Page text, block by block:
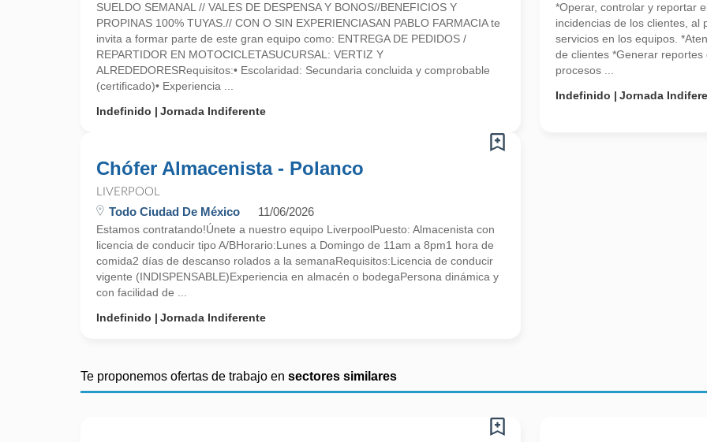
SUELDO SEMANAL // VALES DE DESPENSA Y BONOS//BENEFICIOS Y
PROPINAS 100% TUYAS.// CON O SIN EXPERIENCIASAN PABLO FARMACIA te
invita a formar parte de este gran equipo como: ENTREGA DE PEDIDOS /
REPARTIDOR EN MOTOCICLETASUCURSAL: VERTIZ Y
ALREDEDORESRequisitos:• Escolaridad: Secundaria concluida y comprobable
(certificado)• Experiencia ...
Indefinido
Jornada Indiferente
*Operar, controlar y reportar
incidencias de los clientes, al
servicios en los equipos.
de clientes *Generar
procesos ...
Indefinido
Jornada
Chófer Almacenista - Polanco
LIVERPOOL
Todo Ciudad De México 11/06/2026
Estamos contratando!Únete a nuestro equipo LiverpoolPuesto: Almacenista con
licencia de conducir tipo A/BHorario:Lunes a Domingo de 11am a 8pm1 hora de
comida2 días de descanso rolados a la semanaRequisitos:Licencia de conducir
vigente (INDISPENSABLE)Experiencia en almacén o bodegaPersona dinámica y
con facilidad de ...
Indefinido
Jornada Indiferente
Te proponemos ofertas de trabajo en sectores similares